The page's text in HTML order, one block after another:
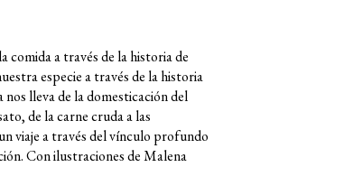
a través de la historia de
especie a través de la historia
lleva de la domesticación del
de la carne cruda a las
viaje a través del vínculo profundo
Con ilustraciones de Malena